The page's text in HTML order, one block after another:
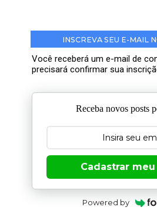
INSCREVA SEU E-MAIL
Você receberá um e-mail de
precisará confirmar sua
Receba novos posts
Cadastrar
Powered by